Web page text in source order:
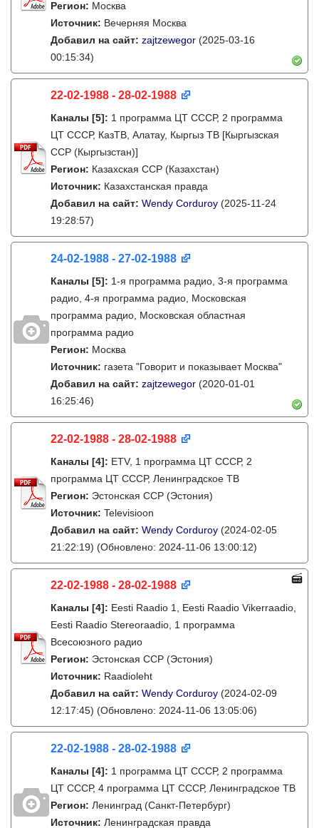
Регион: Москва
Источник: Вечерняя Москва
Добавил на сайт: zajtzewegor (2025-03-16
00:15:34)
22-02-1988 - 28-02-1988
Каналы [5]: 1 программа ЦТ СССР, 2 программа
ЦТ СССР, КазТВ, Алатау, Кыргыз ТВ [Кыргызская
ССР (Кыргызстан)]
Регион: Казахская ССР (Казахстан)
Источник: Казахстанская правда
Добавил на сайт: Wendy Corduroy (2025-11-24
19:28:57)
24-02-1988 - 27-02-1988
Каналы [5]: 1-я программа радио, 3-я программа
радио, 4-я программа радио, Московская
программа радио, Московская областная
программа радио
Регион: Москва
Источник: газета "Говорит и показывает Москва"
Добавил на сайт: zajtzewegor (2020-01-01
16:25:46)
22-02-1988 - 28-02-1988
Каналы [4]: ETV, 1 программа ЦТ СССР, 2
программа ЦТ СССР, Ленинградское ТВ
Регион: Эстонская ССР (Эстония)
Источник: Televisioon
Добавил на сайт: Wendy Corduroy (2024-02-05
21:22:19) (Обновлено: 2024-11-06 13:00:12)
22-02-1988 - 28-02-1988
Каналы [4]: Eesti Raadio 1, Eesti Raadio Vikerraadio,
Eesti Raadio Stereoraadio, 1 программа
Всесоюзного радио
Регион: Эстонская ССР (Эстония)
Источник: Raadioleht
Добавил на сайт: Wendy Corduroy (2024-02-09
12:17:45) (Обновлено: 2024-11-06 13:05:06)
22-02-1988 - 28-02-1988
Каналы [4]: 1 программа ЦТ СССР, 2 программа
ЦТ СССР, 4 программа ЦТ СССР, Ленинградское ТВ
Регион: Ленинград (Санкт-Петербург)
Источник: Ленинградская правда